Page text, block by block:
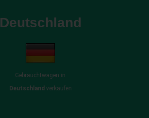
Deutschland
Gebrauchtwagen in
Deutschland verkaufen